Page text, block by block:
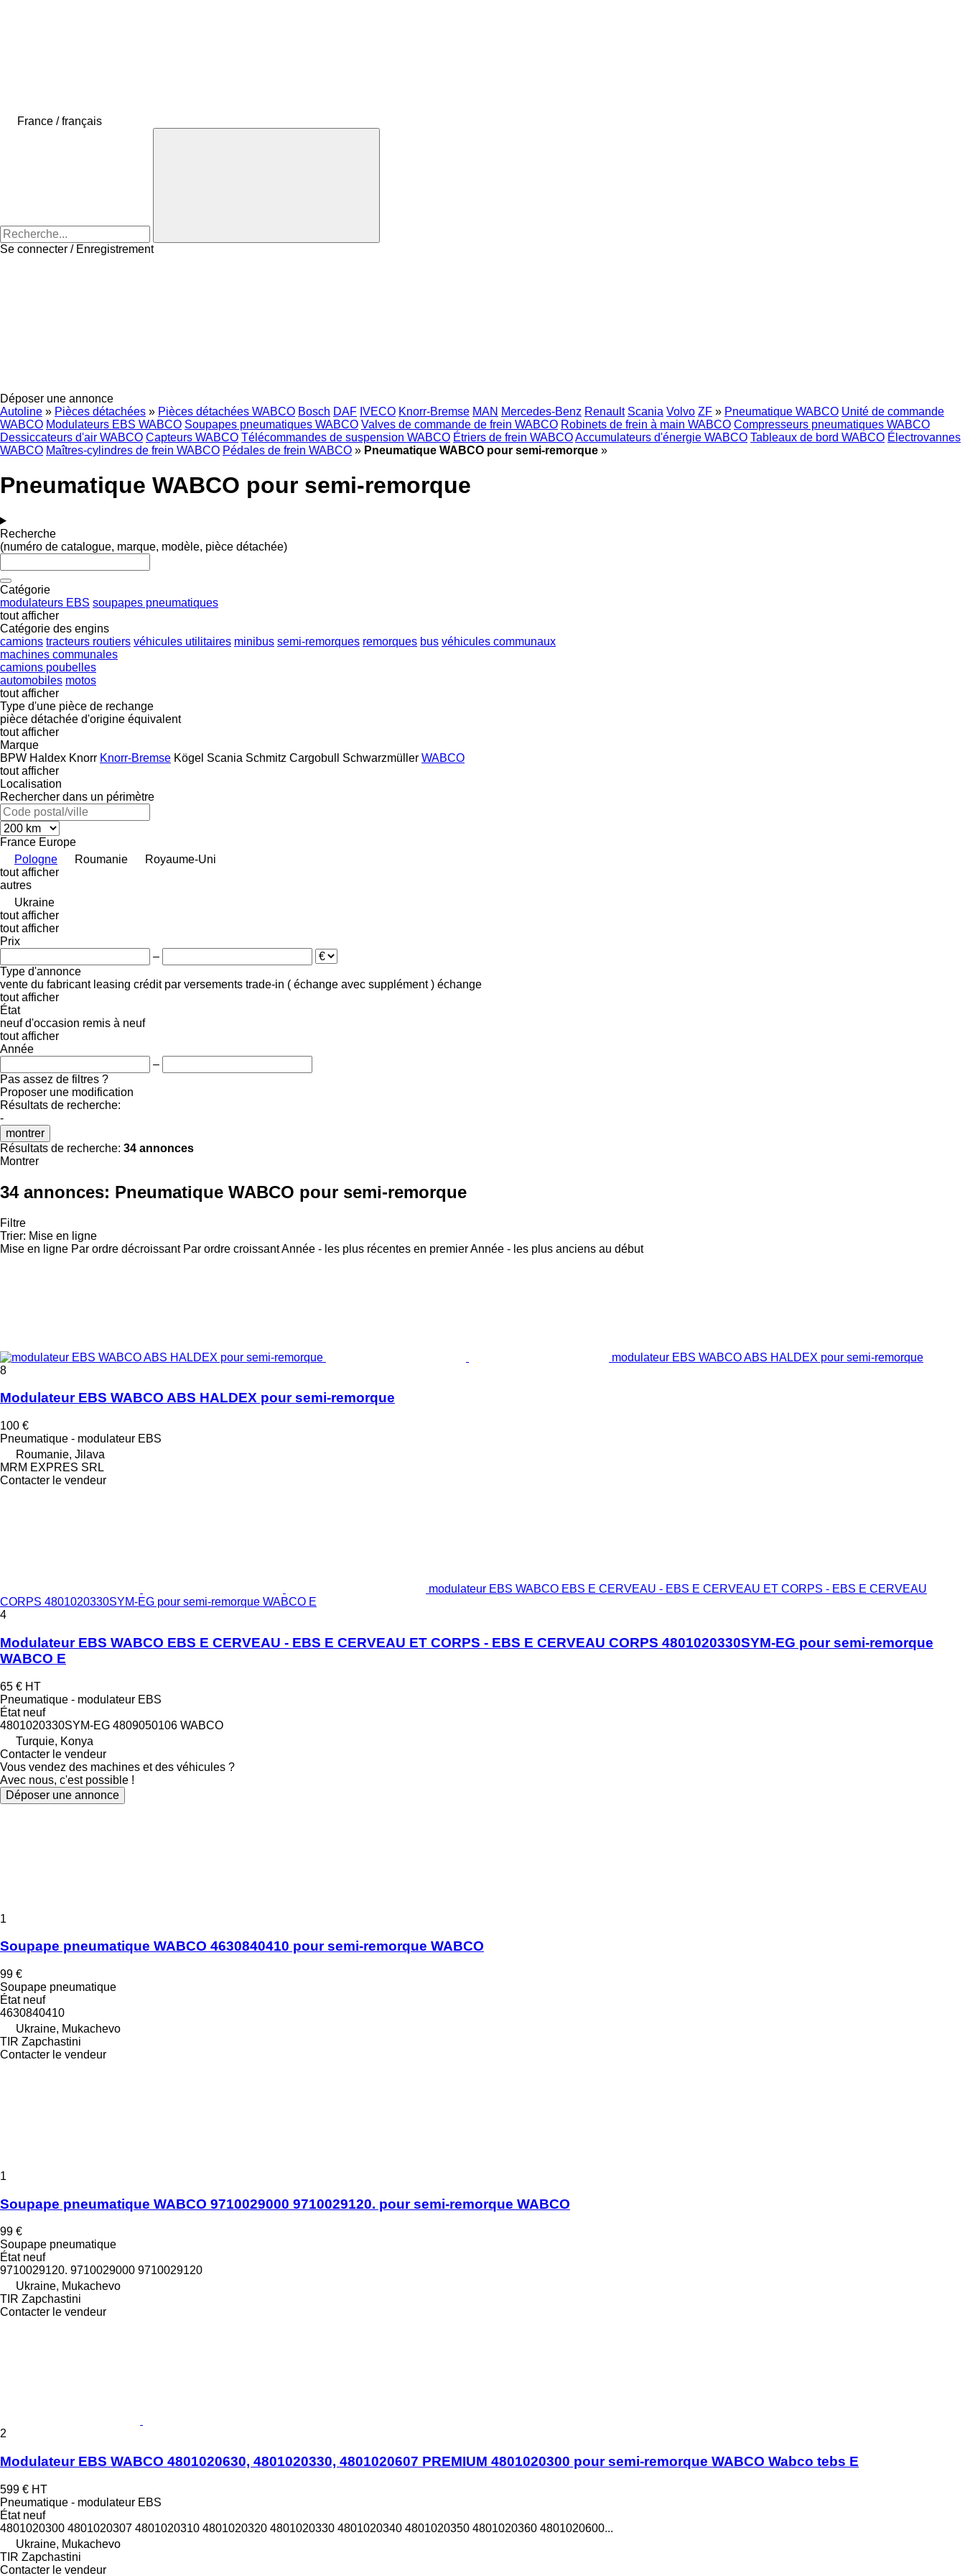
France / français
Se connecter / Enregistrement
Déposer une annonce
Autoline » Pièces détachées » Pièces détachées WABCO Bosch DAF IVECO Knorr-Bremse MAN Mercedes-Benz Renault Scania Volvo ZF » Pneumatique WABCO Unité de commande
WABCO Modulateurs EBS WABCO Soupapes pneumatiques WABCO Valves de commande de frein WABCO Robinets de frein à main WABCO Compresseurs pneumatiques WABCO
Dessiccateurs d'air WABCO Capteurs WABCO Télécommandes de suspension WABCO Étriers de frein WABCOAccumulateurs d'énergie WABCO Tableaux de bord WABCO Électrovannes
WABCO Maîtres-cylindres de frein WABCO Pédales de frein WABCO » Pneumatique WABCO pour semi-remorque »
Pneumatique WABCO pour semi-remorque
Recherche
(numéro de catalogue, marque, modèle, pièce détachée)
Catégorie
modulateurs EBS soupapes pneumatiques
tout afficher
Catégorie des engins
camions tracteurs routiers véhicules utilitaires minibus semi-remorques remorques bus véhicules communaux
machines communales
camions poubelles
automobiles motos
tout afficher
Type d'une pièce de rechange
pièce détachée d'origine équivalent
tout afficher
Marque
BPW Haldex Knorr Knorr-Bremse Kögel Scania Schmitz Cargobull Schwarzmüller WABCO
tout afficher
Localisation
Rechercher dans un périmètre
France Europe
Pologne
Roumanie
Royaume-Uni
tout afficher
autres
Ukraine
tout afficher
tout afficher
Prix
–
Type d'annonce
vente du fabricant leasing crédit par versements trade-in ( échange avec supplément ) échange
tout afficher
État
neuf d'occasion remis à neuf
tout afficher
Année
–
Pas assez de filtres ?
Proposer une modification
Résultats de recherche:
-
montrer
Résultats de recherche: 34 annonces
Montrer
34 annonces: Pneumatique WABCO pour semi-remorque
Filtre
Trier: Mise en ligne
Mise en ligne Par ordre décroissant Par ordre croissantAnnée - les plus récentes en premierAnnée - les plus anciens au début
modulateur EBS WABCO ABS HALDEX pour semi-remorque
8
Modulateur EBS WABCO ABS HALDEX pour semi-remorque
100 €
Pneumatique - modulateur EBS
Roumanie, Jilava
MRM EXPRES SRL
Contacter le vendeur
modulateur EBS WABCO EBS E CERVEAU - EBS E CERVEAU ET CORPS - EBS E CERVEAU
CORPS 4801020330SYM-EG pour semi-remorque WABCO E
4
Modulateur EBS WABCO EBS E CERVEAU - EBS E CERVEAU ET CORPS - EBS E CERVEAU CORPS 4801020330SYM-EG pour semi-remorque
WABCO E
65 € HT
Pneumatique - modulateur EBS
Étatneuf
4801020330SYM-EG 4809050106 WABCO
Turquie, Konya
Contacter le vendeur
Vous vendez des machines et des véhicules ?
Avec nous, c'est possible !
Déposer une annonce
1
Soupape pneumatique WABCO 4630840410 pour semi-remorque WABCO
99 €
Soupape pneumatique
Étatneuf
4630840410
Ukraine, Mukachevo
TIR Zapchastini
Contacter le vendeur
1
Soupape pneumatique WABCO 9710029000 9710029120. pour semi-remorque WABCO
99 €
Soupape pneumatique
Étatneuf
9710029120. 9710029000 9710029120
Ukraine, Mukachevo
TIR Zapchastini
Contacter le vendeur
2
Modulateur EBS WABCO 4801020630, 4801020330, 4801020607 PREMIUM 4801020300 pour semi-remorque WABCO Wabco tebs E
599 € HT
Pneumatique - modulateur EBS
Étatneuf
4801020300 4801020307 4801020310 4801020320 4801020330 4801020340 4801020350 4801020360 4801020600...
Ukraine, Mukachevo
TIR Zapchastini
Contacter le vendeur